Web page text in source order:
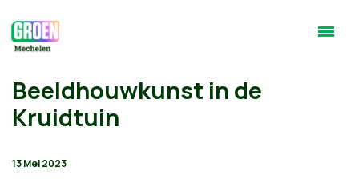
Beeldhouwkunst in de
Kruidtuin
13 Mei 2023